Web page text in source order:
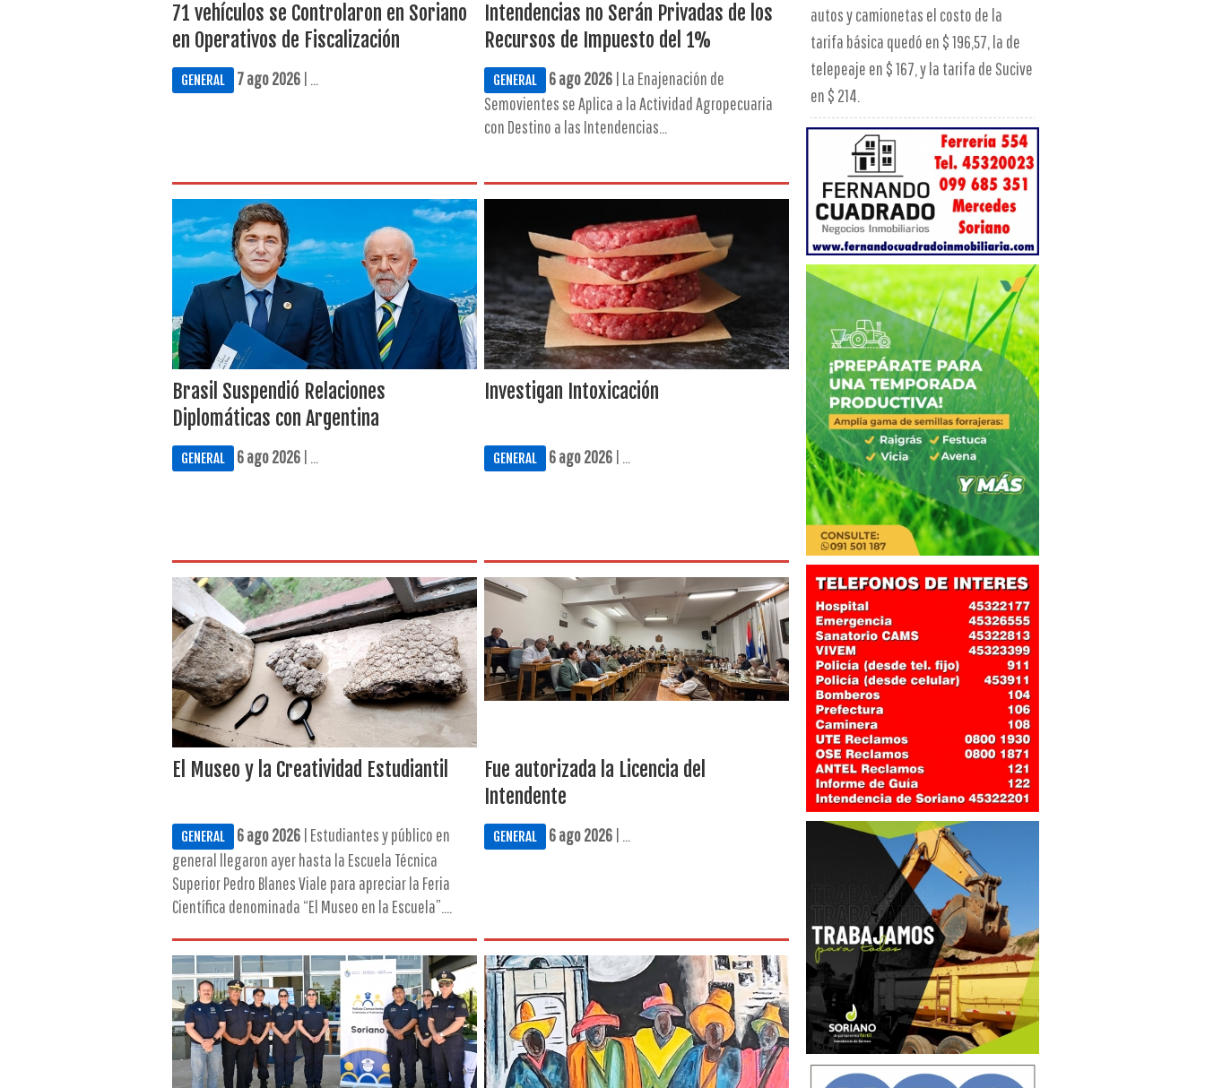
71 vehículos se Controlaron en Soriano
en Operativos de Fiscalización
GENERAL 7 ago 2026| ...
Intendencias no Serán Privadas de los
Recursos de Impuesto del 1%
GENERAL 6 ago 2026| La Enajenación de
Semovientes se Aplica a la Actividad Agropecuaria
con Destino a las Intendencias...
Brasil Suspendió Relaciones
Diplomáticas con Argentina
GENERAL 6 ago 2026| ...
Investigan Intoxicación
GENERAL 6 ago 2026| ...
El Museo y la Creatividad Estudiantil
GENERAL 6 ago 2026| Estudiantes y público en
general llegaron ayer hasta la Escuela Técnica
Superior Pedro Blanes Viale para apreciar la Feria
Científica denominada “El Museo en la Escuela”....
Fue autorizada la Licencia del
Intendente
GENERAL 6 ago 2026| ...
autos y camionetas el costo de la
tarifa básica quedó en $ 196,57, la de
telepeaje en $ 167, y la tarifa de Sucive
en $ 214.